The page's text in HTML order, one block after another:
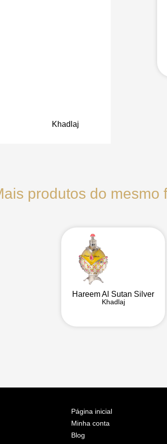
Khadlaj
produtos do mesmo
Hareem Al Sutan Silver
Khadlaj
Página inicial
Minha conta
Blog